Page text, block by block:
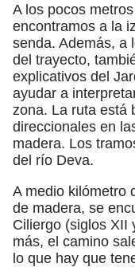
A los pocos
encontramos a la
senda. Además, a
del trayecto,
explicativos del
ayudar a
zona. La ruta está
direccionales en
madera. Los
del río Deva.
A medio kilómetro
de madera, se
Ciliergo (siglos XII
más, el camino
lo que hay que